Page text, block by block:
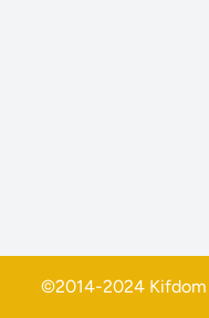
©2014-2024 Kifdom